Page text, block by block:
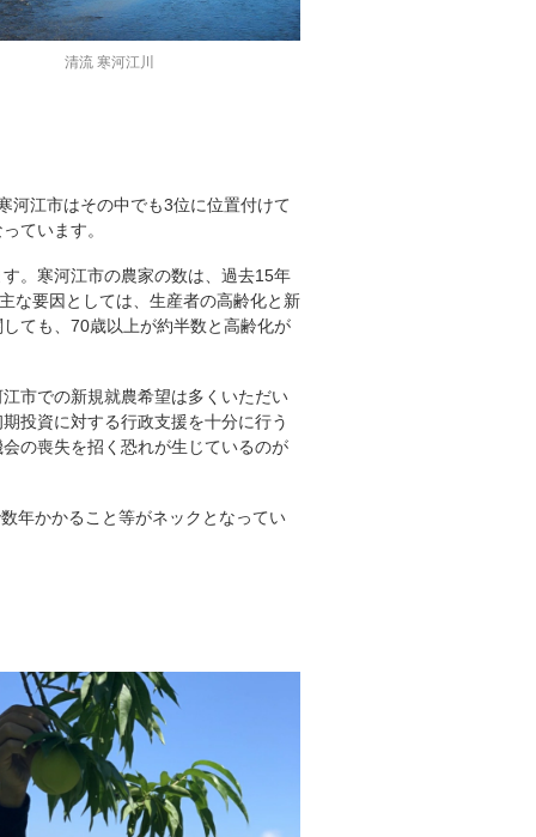
清流 寒河江川
河江市はその中でも3位に位置付けて
ています。
。寒河江市の農家の数は、過去15年
な要因としては、生産者の高齢化と新
ても、70歳以上が約半数と高齢化が
市での新規就農希望は多くいただい
投資に対する行政支援を十分に行う
の喪失を招く恐れが生じているのが
年かかること等がネックとなってい